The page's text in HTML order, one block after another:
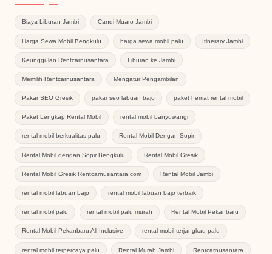
Biaya Liburan Jambi Candi Muaro Jambi
Harga Sewa Mobil Bengkulu harga sewa mobil palu Itinerary Jambi
Keunggulan Rentcarnusantara Liburan ke Jambi
Memilih Rentcarnusantara Mengatur Pengambilan
Pakar SEO Gresik pakar seo labuan bajo paket hemat rental mobil
Paket Lengkap Rental Mobil rental mobil banyuwangi
rental mobil berkualitas palu Rental Mobil Dengan Sopir
Rental Mobil dengan Sopir Bengkulu Rental Mobil Gresik
Rental Mobil Gresik Rentcarnusantara.com Rental Mobil Jambi
rental mobil labuan bajo rental mobil labuan bajo terbaik
rental mobil palu rental mobil palu murah Rental Mobil Pekanbaru
Rental Mobil Pekanbaru All-Inclusive rental mobil terjangkau palu
rental mobil terpercaya palu Rental Murah Jambi Rentcarnusantara